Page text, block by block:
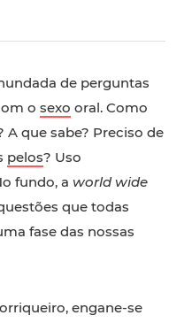
de perguntas
o sexo oral. Como
A que sabe? Preciso de
pelos? Uso
fundo, a world wide
que todas
fase das nossas
engane-se